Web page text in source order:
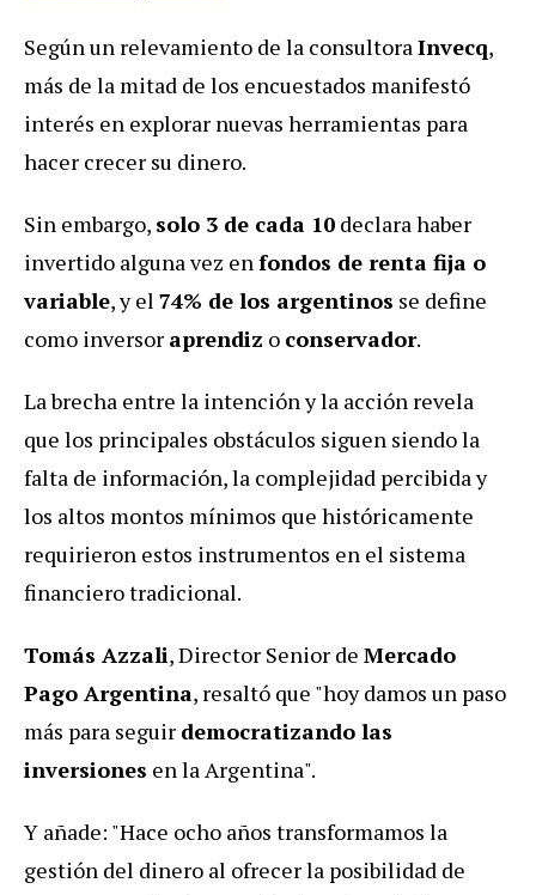
Según un relevamiento de la consultoraInvecq,
más de la mitad de los encuestados manifestó
interés en explorar nuevas herramientas para
hacer crecer su dinero.
Sin embargo, solo 3 de cada 10 declara haber
invertido alguna vez enfondos de renta fija o
variable, y el 74% de los argentinos se define
como inversor aprendiz o conservador.
La brecha entre la intención y la acción revela
que los principales obstáculos siguen siendo la
falta de información, la complejidad percibida y
los altos montos mínimos que históricamente
requirieron estos instrumentos en el sistema
financiero tradicional.
Tomás Azzali, Director Senior de Mercado
Pago Argentina, resaltó que "hoy damos un paso
más para seguir democratizando las
inversiones en la Argentina".
Y añade: "Hace ocho años transformamos la
gestión del dinero al ofrecer la posibilidad de